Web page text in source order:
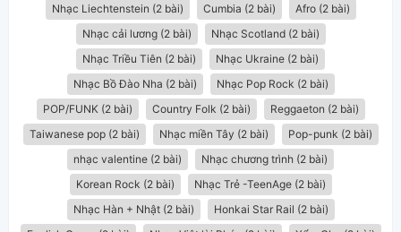
Nhạc Liechtenstein (2 bài)
Cumbia (2 bài)
Afro (2 bài)
Nhạc cải lương (2 bài)
Nhạc Scotland (2 bài)
Nhạc Triều Tiên (2 bài)
Nhạc Ukraine (2 bài)
Nhạc Bồ Đào Nha (2 bài)
Nhạc Pop Rock (2 bài)
POP/FUNK (2 bài)
Country Folk (2 bài)
Reggaeton (2 bài)
Taiwanese pop (2 bài)
Nhạc miền Tây (2 bài)
Pop-punk (2 bài)
nhạc valentine (2 bài)
Nhạc chương trình (2 bài)
Korean Rock (2 bài)
Nhạc Trẻ -TeenAge (2 bài)
Nhạc Hàn + Nhật (2 bài)
Honkai Star Rail (2 bài)